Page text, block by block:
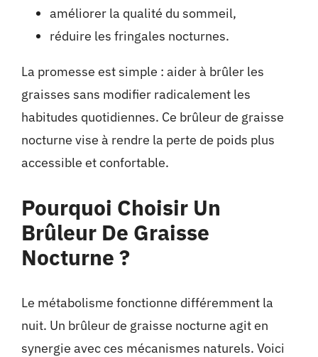
améliorer la qualité du sommeil,
réduire les fringales nocturnes.
La promesse est simple : aider à brûler les
graisses sans modifier radicalement les
habitudes quotidiennes. Ce brûleur de graisse
nocturne vise à rendre la perte de poids plus
accessible et confortable.
Pourquoi Choisir Un
Brûleur De Graisse
Nocturne ?
Le métabolisme fonctionne différemment la
nuit. Un brûleur de graisse nocturne agit en
synergie avec ces mécanismes naturels. Voici